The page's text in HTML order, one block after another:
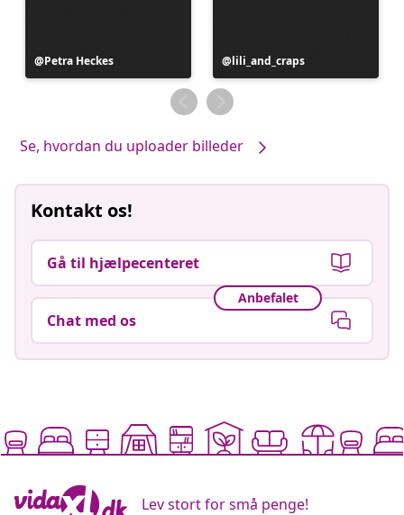
Opslag
offentliggjort
Petra Heckes
Opslag
offentliggjort
af
lili_and_craps
Se, hvordan du uploader billeder
Kontakt os!
Gå til hjælpecenteret
Anbefalet
Chat med os
Lev stort for små penge!